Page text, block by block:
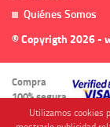
Quiénes Somos
© Copyrigth 2026 -
Compra
100% segura
Utilizamos cookies